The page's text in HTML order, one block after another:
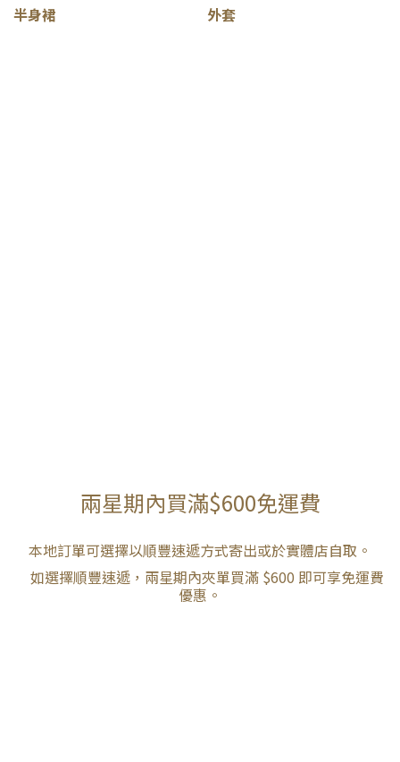
半身裙 外套
兩星期內買滿$600免運費
本地訂單可選擇以順豐速遞方式寄出或於實體店自取。
如選擇順豐速遞，兩星期內夾單買滿 $600 即可享免運費
優惠。